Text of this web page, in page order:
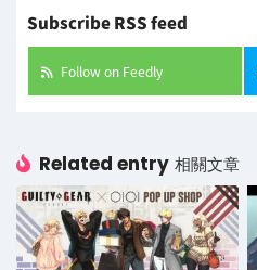
Subscribe RSS feed
Follow on Feedly
Related entry 相關文章